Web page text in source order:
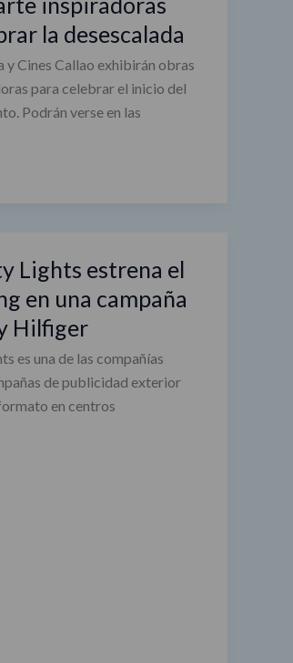
la desescalada
y Cines Callao exhibirán obras
para celebrar el inicio del
Podrán verse en las
Lights estrena el
en una campaña
Hilfiger
es una de las compañías
de publicidad exterior
en centros